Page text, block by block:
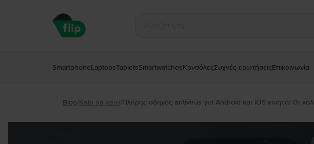
SmartphoneLaptopsTabletsSmartwatchesΚονσόλεςΣυχνές ερωτήσειςΕπικοινωνία
Blog/Kalo na xero/Πλήρης οδηγός antivirus για Android και iOS κινητά: Οι